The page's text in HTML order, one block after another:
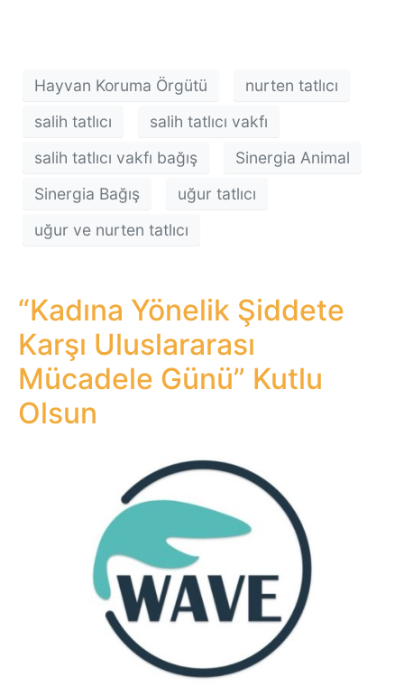
Hayvan Koruma Örgütü
nurten tatlıcı
salih tatlıcı
salih tatlıcı vakfı
salih tatlıcı vakfı bağış
Sinergia Animal
Sinergia Bağış
uğur tatlıcı
uğur ve nurten tatlıcı
“Kadına Yönelik Şiddete
Karşı Uluslararası
Mücadele Günü” Kutlu
Olsun